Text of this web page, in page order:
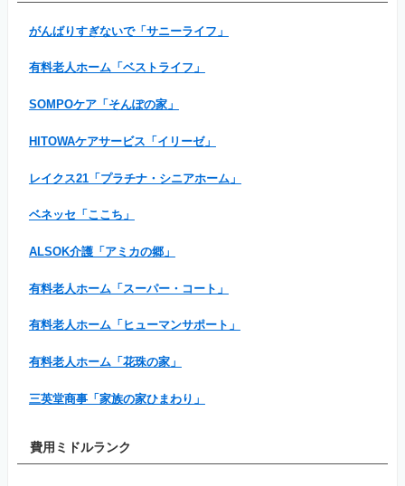
がんばりすぎないで「サニーライフ」
有料老人ホーム「ベストライフ」
SOMPOケア「そんぽの家」
HITOWAケアサービス「イリーゼ」
レイクス21「プラチナ・シニアホーム」
ベネッセ「ここち」
ALSOK介護「アミカの郷」
有料老人ホーム「スーパー・コート」
有料老人ホーム「ヒューマンサポート」
有料老人ホーム「花珠の家」
三英堂商事「家族の家ひまわり」
費用ミドルランク